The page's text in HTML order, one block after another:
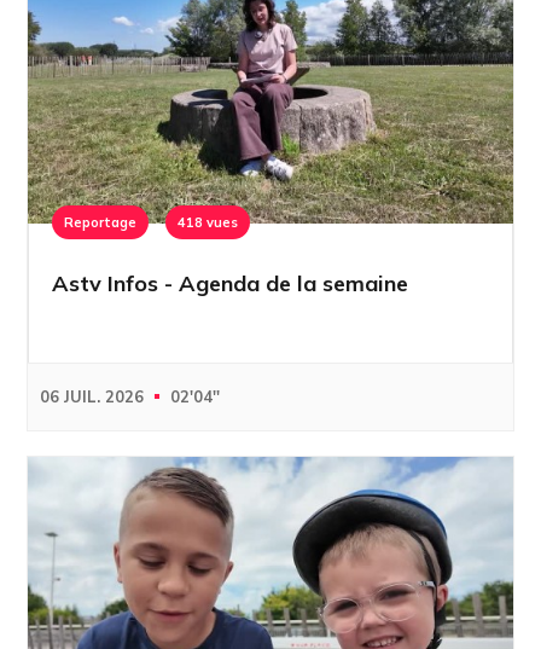
Reportage 418 vues
Astv Infos - Agenda de la semaine
06 JUIL. 2026 02'04''